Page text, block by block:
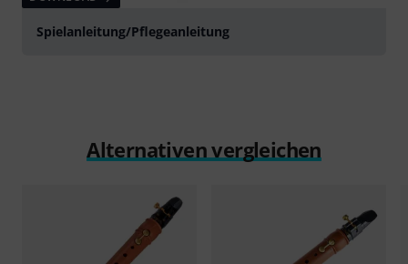
Spielanleitung/Pflegeanleitung
Alternativen vergleichen